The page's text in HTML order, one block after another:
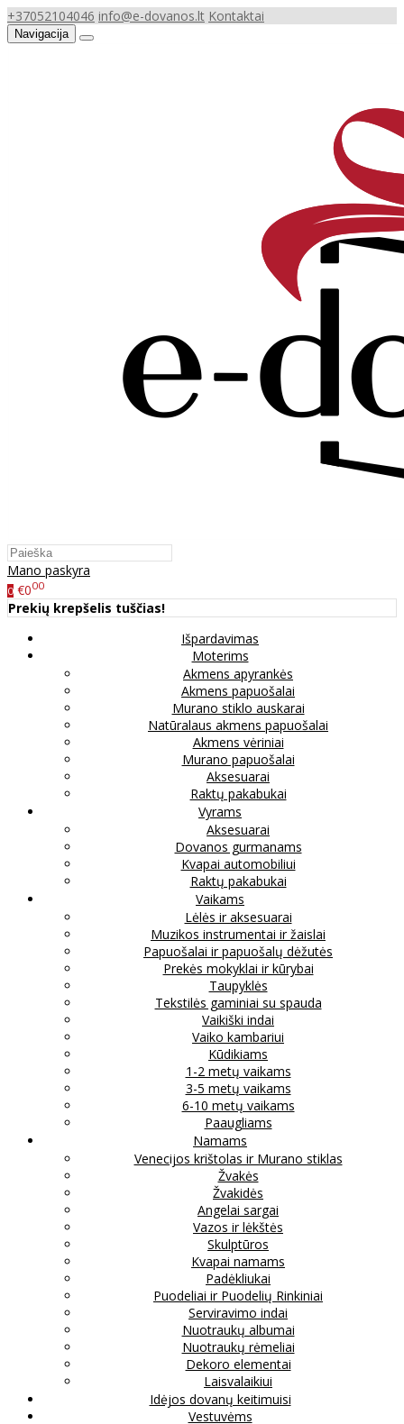
+37052104046 info@e-dovanos.lt Kontaktai
Navigacija
Mano paskyra
0 €000
Prekių krepšelis tuščias!
Išpardavimas
Moterims
Akmens apyrankės
Akmens papuošalai
Murano stiklo auskarai
Natūralaus akmens papuošalai
Akmens vėriniai
Murano papuošalai
Aksesuarai
Raktų pakabukai
Vyrams
Aksesuarai
Dovanos gurmanams
Kvapai automobiliui
Raktų pakabukai
Vaikams
Lėlės ir aksesuarai
Muzikos instrumentai ir žaislai
Papuošalai ir papuošalų dėžutės
Prekės mokyklai ir kūrybai
Taupyklės
Tekstilės gaminiai su spauda
Vaikiški indai
Vaiko kambariui
Kūdikiams
1-2 metų vaikams
3-5 metų vaikams
6-10 metų vaikams
Paaugliams
Namams
Venecijos krištolas ir Murano stiklas
Žvakės
Žvakidės
Angelai sargai
Vazos ir lėkštės
Skulptūros
Kvapai namams
Padėkliukai
Puodeliai ir Puodelių Rinkiniai
Serviravimo indai
Nuotraukų albumai
Nuotraukų rėmeliai
Dekoro elementai
Laisvalaikiui
Idėjos dovanų keitimuisi
Vestuvėms